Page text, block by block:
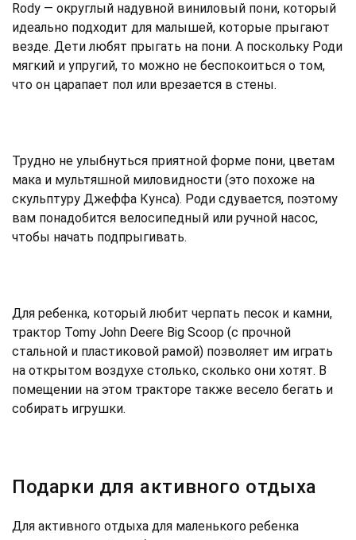
Rody — округлый надувной виниловый пони, который
идеально подходит для малышей, которые прыгают
везде. Дети любят прыгать на пони. А поскольку Роди
мягкий и упругий, то можно не беспокоиться о том,
что он царапает пол или врезается в стены.
Трудно не улыбнуться приятной форме пони, цветам
мака и мультяшной миловидности (это похоже на
скульптуру Джеффа Кунса). Роди сдувается, поэтому
вам понадобится велосипедный или ручной насос,
чтобы начать подпрыгивать.
Для ребенка, который любит черпать песок и камни,
трактор Tomy John Deere Big Scoop (с прочной
стальной и пластиковой рамой) позволяет им играть
на открытом воздухе столько, сколько они хотят. В
помещении на этом тракторе также весело бегать и
собирать игрушки.
Подарки для активного отдыха
Для активного отдыха для маленького ребенка